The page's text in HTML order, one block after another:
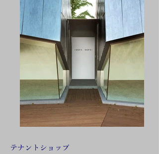
テナントショップ